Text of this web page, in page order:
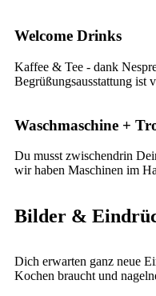
Welcome Drinks
Kaffee & Tee - dank
Begrüßungsausstattung ist
Waschmaschine +
Du musst zwischendrin
wir haben Maschinen im
Bilder &
Dich erwarten ganz neue
Kochen braucht und